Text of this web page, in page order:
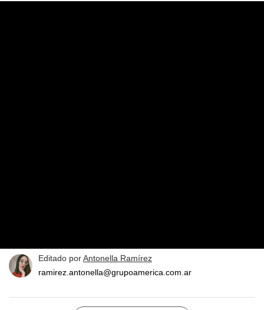
Editado porAntonella Ramírez
ramirez.antonella@grupoamerica.com.ar